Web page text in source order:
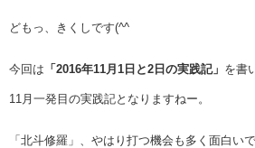
どもっ、きくしです(^^ゞ
今回は 「2016年11月1日と2日の実践記」 を書
11月一発目の実践記となりますねー。
「北斗修羅」、やはり打つ機会も多く面白いで